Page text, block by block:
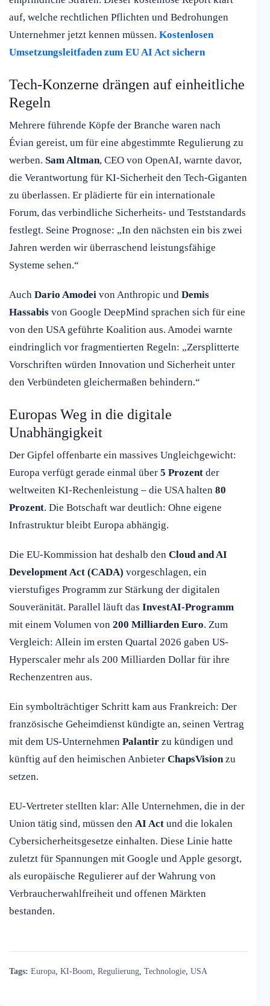
auf, welche rechtlichen Pflichten und Bedrohungen
Unternehmer jetzt kennen müssen. Kostenlosen
Umsetzungsleitfaden zum EU AI Act sichern
Tech-Konzerne drängen auf einheitliche
Regeln
Mehrere führende Köpfe der Branche waren nach
Évian gereist, um für eine abgestimmte Regulierung zu
werben. Sam Altman, CEO von OpenAI, warnte davor,
die Verantwortung für KI-Sicherheit den Tech-Giganten
zu überlassen. Er plädierte für ein internationale
Forum, das verbindliche Sicherheits- und Teststandards
festlegt. Seine Prognose: „In den nächsten ein bis zwei
Jahren werden wir überraschend leistungsfähige
Systeme sehen.“
Auch Dario Amodei von Anthropic und Demis
Hassabis von Google DeepMind sprachen sich für eine
von den USA geführte Koalition aus. Amodei warnte
eindringlich vor fragmentierten Regeln: „Zersplitterte
Vorschriften würden Innovation und Sicherheit unter
den Verbündeten gleichermaßen behindern.“
Europas Weg in die digitale
Unabhängigkeit
Der Gipfel offenbarte ein massives Ungleichgewicht:
Europa verfügt gerade einmal über 5 Prozent der
weltweiten KI-Rechenleistung – die USA halten 80
Prozent. Die Botschaft war deutlich: Ohne eigene
Infrastruktur bleibt Europa abhängig.
Die EU-Kommission hat deshalb den Cloud and AI
Development Act (CADA) vorgeschlagen, ein
vierstufiges Programm zur Stärkung der digitalen
Souveränität. Parallel läuft das InvestAI-Programm
mit einem Volumen von 200 Milliarden Euro. Zum
Vergleich: Allein im ersten Quartal 2026 gaben US-
Hyperscaler mehr als 200 Milliarden Dollar für ihre
Rechenzentren aus.
Ein symbolträchtiger Schritt kam aus Frankreich: Der
französische Geheimdienst kündigte an, seinen Vertrag
mit dem US-Unternehmen Palantir zu kündigen und
künftig auf den heimischen Anbieter ChapsVisionzu
setzen.
EU-Vertreter stellten klar: Alle Unternehmen, die in der
Union tätig sind, müssen den AI Act und die lokalen
Cybersicherheitsgesetze einhalten. Diese Linie hatte
zuletzt für Spannungen mit Google und Apple gesorgt,
als europäische Regulierer auf der Wahrung von
Verbraucherwahlfreiheit und offenen Märkten
bestanden.
Tags: Europa KI-Boom Regulierung Technologie USA